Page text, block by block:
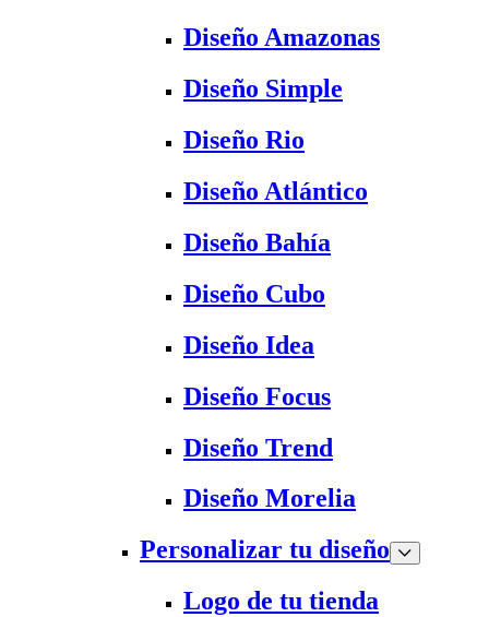
Diseño Amazonas
Diseño Simple
Diseño Rio
Diseño Atlántico
Diseño Bahía
Diseño Cubo
Diseño Idea
Diseño Focus
Diseño Trend
Diseño Morelia
Personalizar tu diseño
Logo de tu tienda